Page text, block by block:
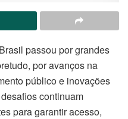
passou por grandes
por avanços na
público e inovações
continuam
para garantir acesso,